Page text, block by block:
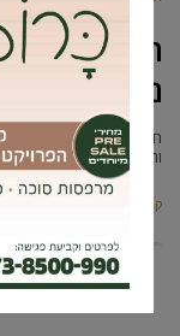
היה שווה
נפתחה
חה״כ מיכל וולדיגר
והממונים על החינוך
קרא עוד ←
1